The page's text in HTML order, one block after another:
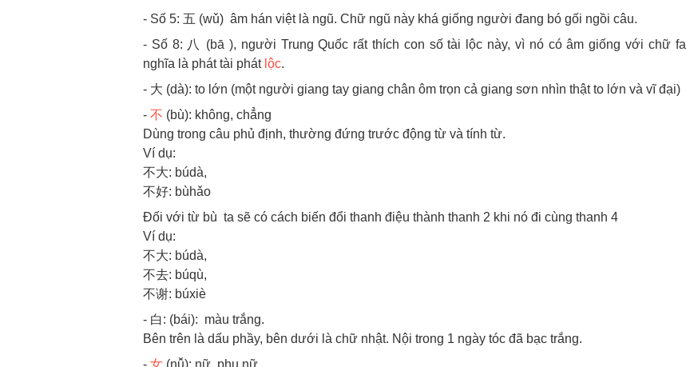
- Số 5: 五 (wǔ) âm hán việt là ngũ. Chữ ngũ này khá giống người đang bó gối ngồi câu.
- Số 8: 八 (bā ), người Trung Quốc rất thích con số tài lộc này, vì nó có âm giống với chữ fa
nghĩa là phát tài phát lộc.
- 大 (dà): to lớn (một người giang tay giang chân ôm trọn cả giang sơn nhìn thật to lớn và vĩ đại)
- 不 (bù): không, chẳng
Dùng trong câu phủ định, thường đứng trước động từ và tính từ.
Ví dụ:
不大: búdà,
不好: bùhǎo
Đối với từ bù ta sẽ có cách biến đổi thanh điệu thành thanh 2 khi nó đi cùng thanh 4
Ví dụ:
不大: búdà,
不去: búqù,
不谢: búxiè
- 白: (bái): màu trắng.
Bên trên là dấu phầy, bên dưới là chữ nhật. Nội trong 1 ngày tóc đã bạc trắng.
- 女 (nǚ): nữ, phụ nữ.